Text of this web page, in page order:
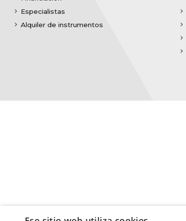
Especialistas
Alquiler de instrumentos